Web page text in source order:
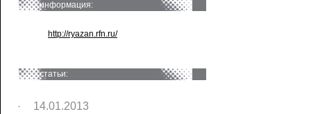
информация:
http://ryazan.rfn.ru/
статьи:
14.01.2013